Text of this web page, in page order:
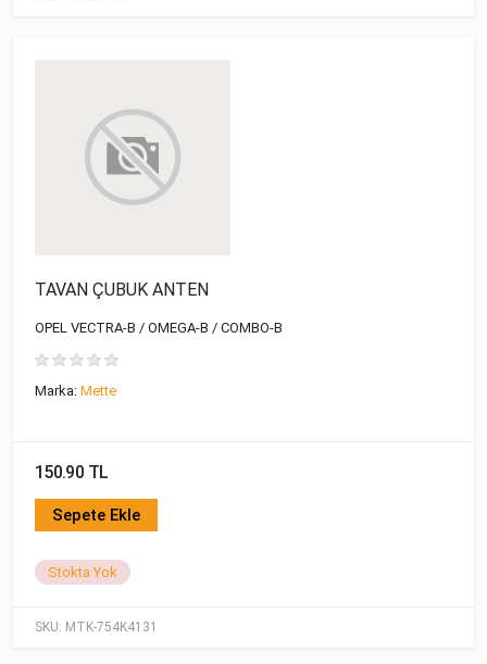
SKU: MTK-754K4131
TAVAN ÇUBUK ANTEN
OPEL VECTRA-B / OMEGA-B / COMBO-B
Marka: Mette
150.90 TL
Sepete Ekle
Stokta Yok